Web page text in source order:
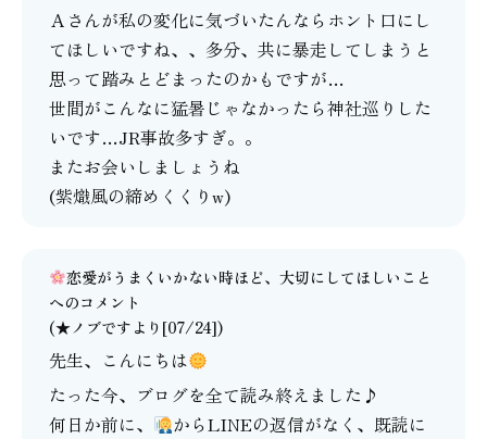
Ａさんが私の変化に気づいたんならホント口にし
てほしいですね、、多分、共に暴走してしまうと
思って踏みとどまったのかもですが…
世間がこんなに猛暑じゃなかったら神社巡りした
いです…JR事故多すぎ。。
またお会いしましょうね
(紫熾風の締めくくりw)
恋愛がうまくいかない時ほど、大切にしてほしいこと
へのコメント
(★ノブですより[07/24])
先生、こんにちは
たった今、ブログを全て読み終えました♪
何日か前に、
からLINEの返信がなく、既読に